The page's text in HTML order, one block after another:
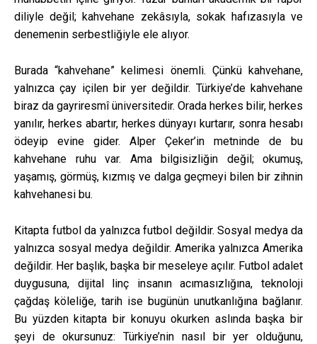
diliyle değil; kahvehane zekâsıyla, sokak hafızasıyla ve
denemenin serbestliğiyle ele alıyor.
Burada “kahvehane” kelimesi önemli. Çünkü kahvehane,
yalnızca çay içilen bir yer değildir. Türkiye’de kahvehane
biraz da gayriresmî üniversitedir. Orada herkes bilir, herkes
yanılır, herkes abartır, herkes dünyayı kurtarır, sonra hesabı
ödeyip evine gider. Alper Çeker’in metninde de bu
kahvehane ruhu var. Ama bilgisizliğin değil; okumuş,
yaşamış, görmüş, kızmış ve dalga geçmeyi bilen bir zihnin
kahvehanesi bu.
Kitapta futbol da yalnızca futbol değildir. Sosyal medya da
yalnızca sosyal medya değildir. Amerika yalnızca Amerika
değildir. Her başlık, başka bir meseleye açılır. Futbol adalet
duygusuna, dijital linç insanın acımasızlığına, teknoloji
çağdaş köleliğe, tarih ise bugünün unutkanlığına bağlanır.
Bu yüzden kitapta bir konuyu okurken aslında başka bir
şeyi de okursunuz: Türkiye’nin nasıl bir yer olduğunu,